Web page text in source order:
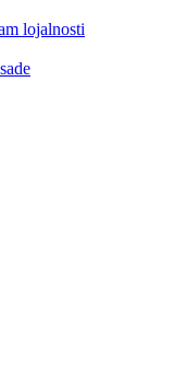
lojalnosti